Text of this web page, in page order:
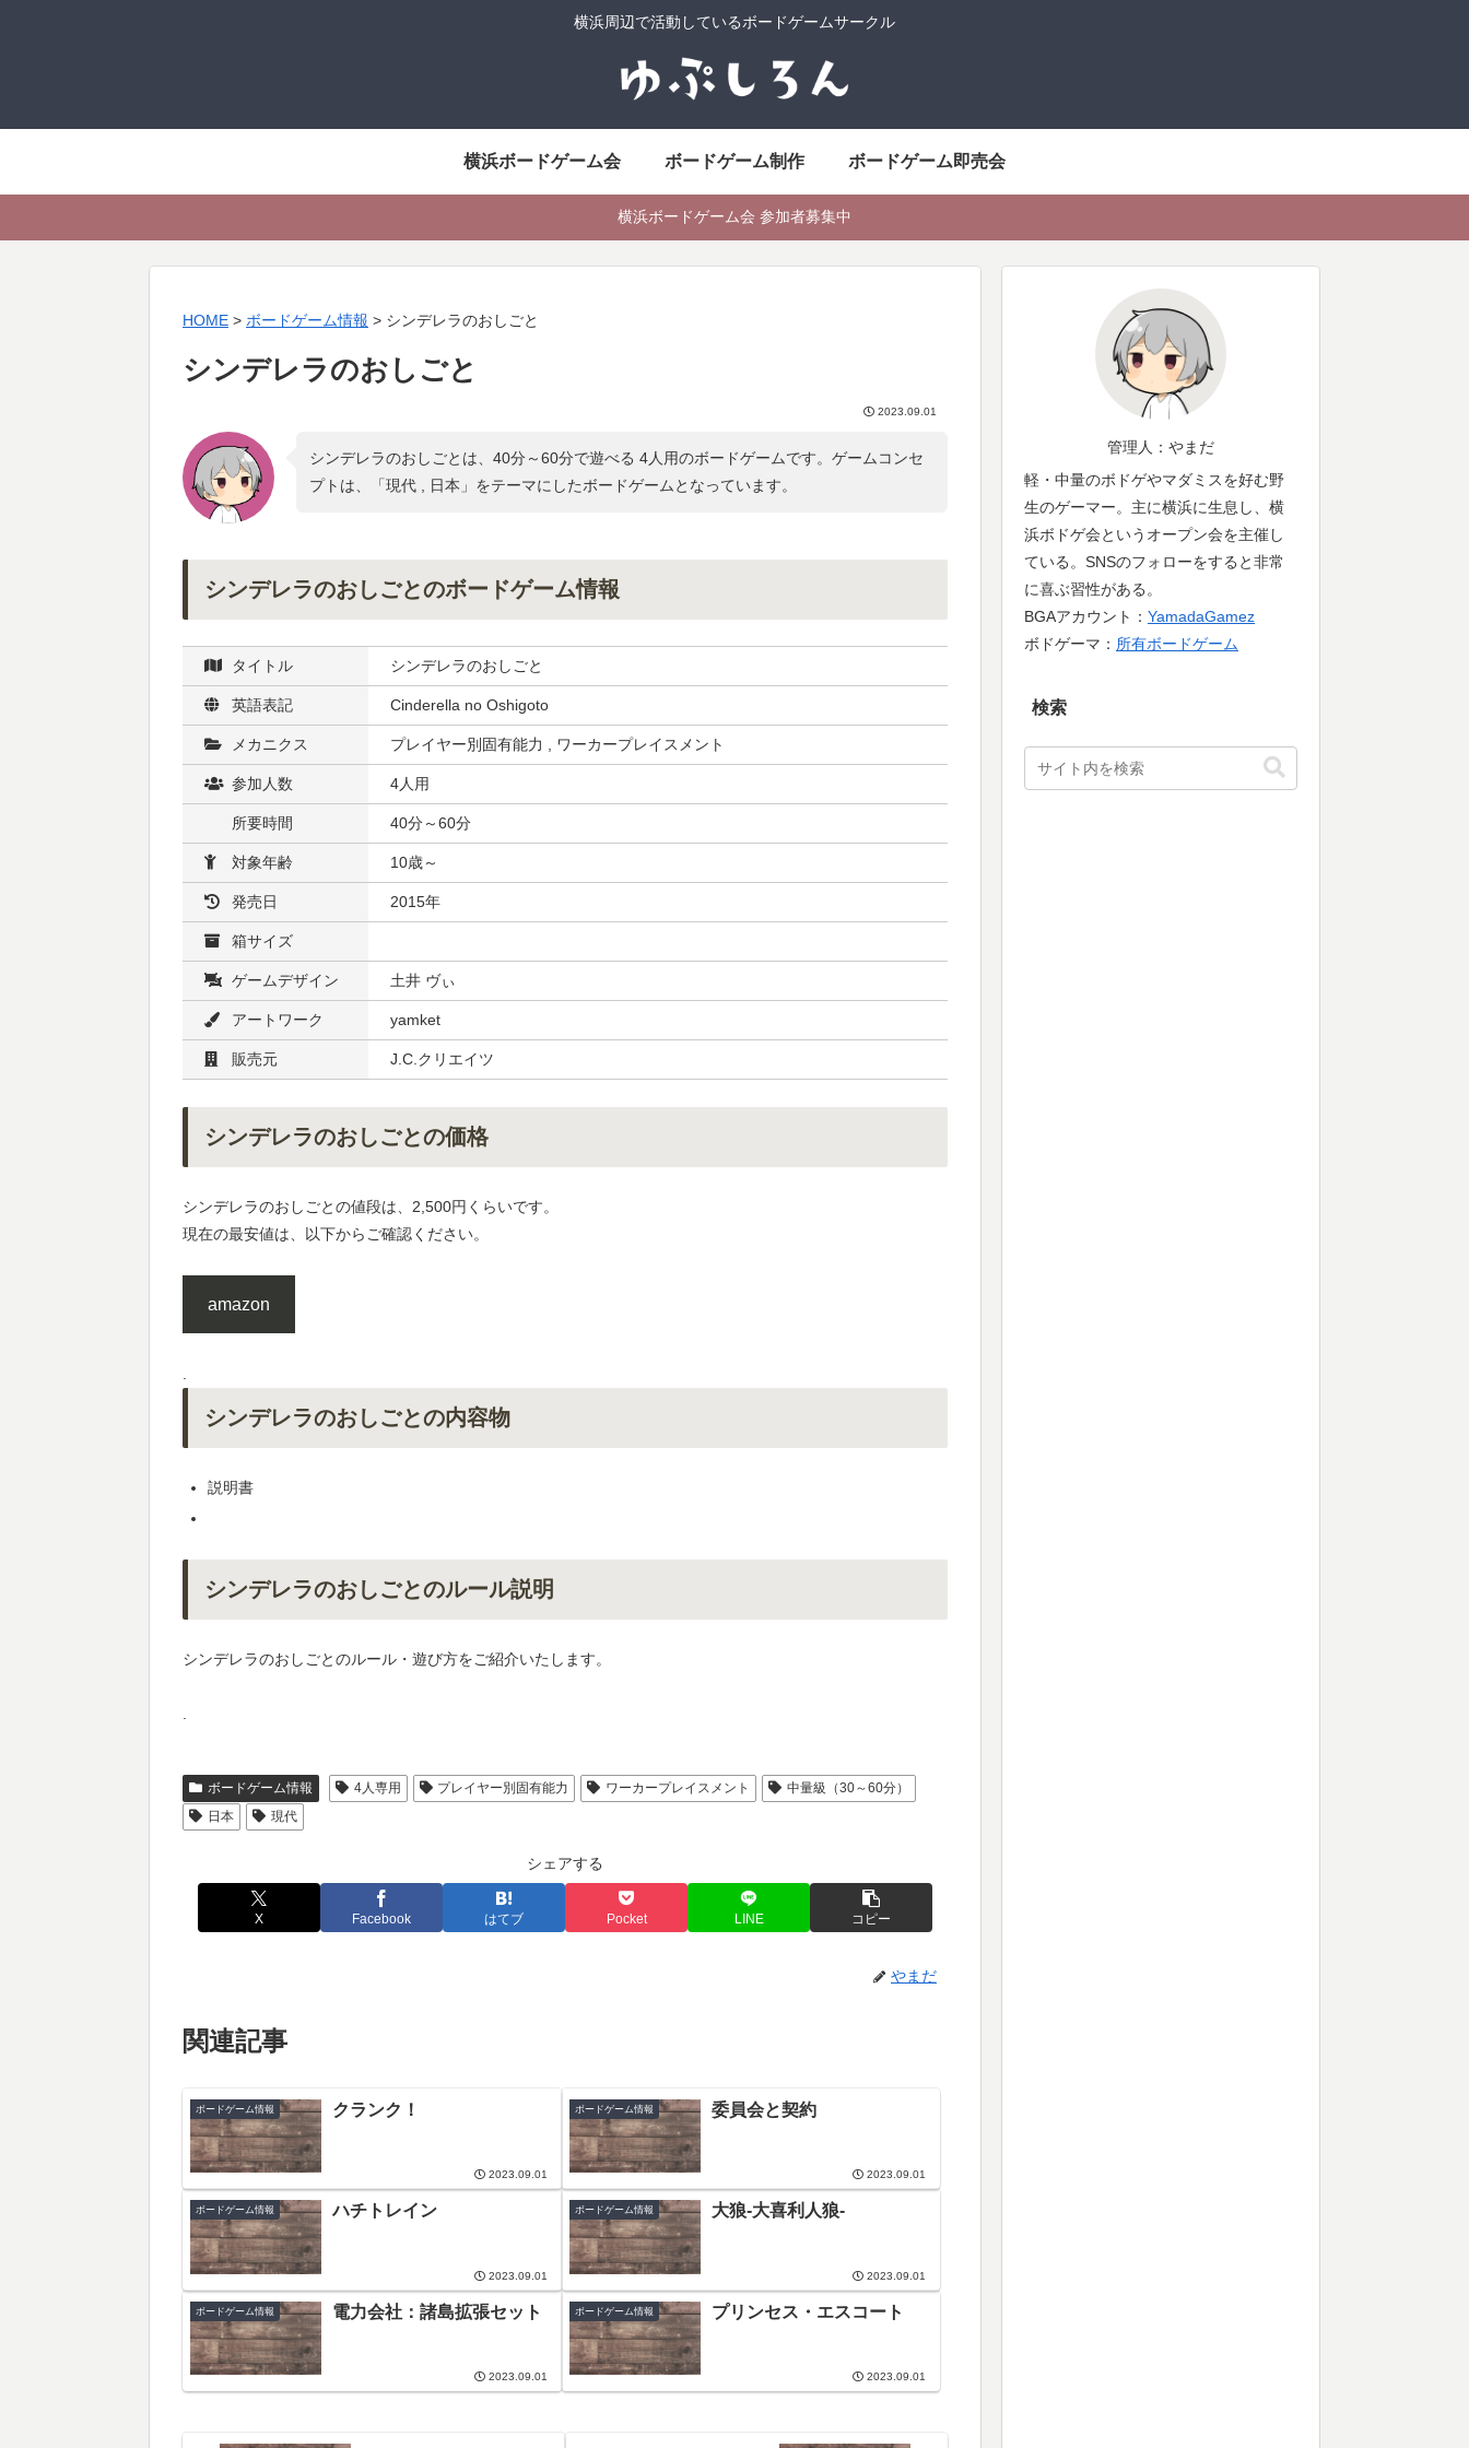
横浜周辺で活動しているボードゲームサークル
横浜ボードゲーム会 ボードゲーム制作 ボードゲーム即売会
横浜ボードゲーム会 参加者募集中
HOME > ボードゲーム情報 > シンデレラのおしごと
シンデレラのおしごと
2023.09.01
シンデレラのおしごとは、40分～60分で遊べる 4人用のボードゲームです。ゲームコンセ
プトは、「現代 , 日本 」をテーマにしたボードゲームとなっています。
シンデレラのおしごとのボードゲーム情報
タイトル シンデレラのおしごと
英語表記 Cinderella no Oshigoto
メカニクス プレイヤー別固有能力 , ワーカープレイスメント
参加人数 4人用
所要時間 40分～60分
対象年齢 10歳～
発売日 2015年
箱サイズ
ゲームデザイン 土井 ヴぃ
アートワーク yamket
販売元 J.C.クリエイツ
シンデレラのおしごとの価格
シンデレラのおしごとの値段は、2,500円くらいです。
現在の最安値は、以下からご確認ください。
amazon
.
シンデレラのおしごとの内容物
説明書
シンデレラのおしごとのルール説明
シンデレラのおしごとのルール・遊び方をご紹介いたします。
.
ボードゲーム情報 4人専用 プレイヤー別固有能力 ワーカープレイスメント
中量級（30～60分）
日本
現代
シェアする
X Facebook はてブ Pocket LINE コピー
やまだ
関連記事
ボードゲーム情報 クランク！
2023.09.01
ボードゲーム情報 委員会と契約
2023.09.01
ボードゲーム情報 ハチトレイン
2023.09.01
ボードゲーム情報 大狼-大喜利人狼-
2023.09.01
ボードゲーム情報 電力会社：諸島拡張セット
2023.09.01
ボードゲーム情報 プリンセス・エスコート
2023.09.01
管理人：やまだ
軽・中量のボドゲやマダミスを好む野
生のゲーマー。主に横浜に生息し、横
浜ボドゲ会というオープン会を主催し
ている。SNSのフォローをすると非常
に喜ぶ習性がある。
BGAアカウント： YamadaGamez
ボドゲーマ： 所有ボードゲーム
検索